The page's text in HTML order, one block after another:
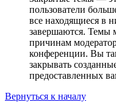
пользователи
все находящиеся в
завершаются. Темы
причинам
конференции. Вы
закрывать
предоставленных
Вернуться к началу